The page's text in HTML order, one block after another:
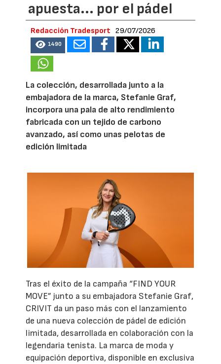
apuesta... por el pádel
Redacción Tradesport 29/07/2026
1490
La colección, desarrollada junto a la
embajadora de la marca, Stefanie Graf,
incorpora una pala de alto rendimiento
fabricada con un tejido de carbono
avanzado, así como unas pelotas de
edición limitada
Tras el éxito de la campaña “FIND YOUR
MOVE” junto a su embajadora Stefanie Graf,
CRIVIT da un paso más con el lanzamiento
de una nueva colección de pádel de edición
limitada, desarrollada en colaboración con la
legendaria tenista. La marca de moda y
equipación deportiva, disponible en exclusiva